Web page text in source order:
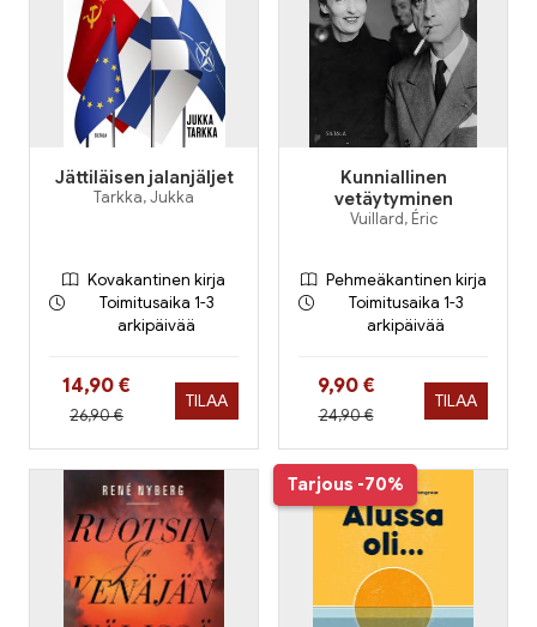
Jättiläisen jalanjäljet
Tarkka, Jukka
Kovakantinen kirja
Toimitusaika 1-3
arkipäivää
Hinta nyt
14,90 €
Hinta aiemmin
26,90 €
TILAA
Kunniallinen
vetäytyminen
Vuillard, Éric
Pehmeäkantinen kirja
Toimitusaika 1-3
arkipäivää
Hinta nyt
9,90 €
Hinta aiemmin
24,90 €
TILAA
Tarjous -70%